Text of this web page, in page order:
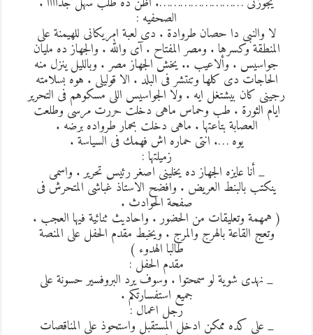
الصحفيه :
لا والنبى دا حصان طروادة . دى لعبة امريكانى للهيمنة على
المنطقة وكسرها . ومصر المفتاح . آى والله . والجهاز ده مليان
جواسيس . وألاعيب .. يخش الجهاز مصر . وبالليل ينزل منه
الحاجات دى كلها وتنتشر فى البلد . الا قوليلى . هوه بسلامته
رجينى كان بيشتغل ايه . ولا الجواسيس اللى مسكوهم فى التحرير
ايام الثورة . طب وحماس ماهى دخلت حررت مرسى وطلعت
العصابة بتاعتها . ماهى دخلت بحمار طرواده برضه .
يوه …. انتى حماره اش فهمك فى السياسة .
زميلتها :
_ أنا عايزه الجهاز ده يخلينى اصغر رئيس تحرير . واسمى
ينكتب بالبنط العريض . وافضح الاستاذ غباشى المتحرش فى
صفحة الحوادث .
( همهمة وتعليقات من الحضور . واحاديث ثنائية فيها العجب .
وتعج القاعة بالهرج والمرج . ويخبط مقدم الحفل على المنصة
طالبا الهدوء )
مقدم الحفل :
_ نهدى شوية لو سمحتوا . وسوف يرد البروفسير حسونة على
جميع استفسارتكم .
رجل اعمال :
_ على كده ممكن ادخل المستقبل واستحوذ على المناقصات